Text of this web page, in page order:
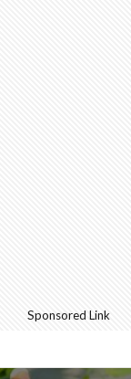
Sponsored Link